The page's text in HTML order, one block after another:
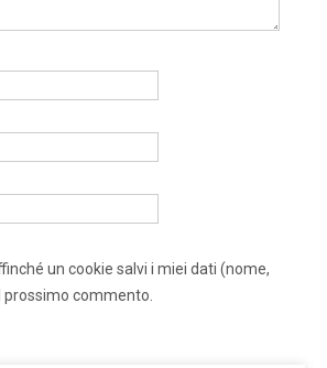
un cookie salvi i miei dati (nome,
commento.